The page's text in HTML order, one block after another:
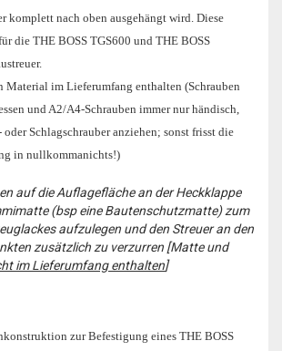
komplett nach oben ausgehängt wird. Diese
die THE BOSS TGS600 und THE BOSS
Material im Lieferumfang enthalten (Schrauben
und A2/A4-Schrauben immer nur händisch,
Schlagschrauber anziehen; sonst frisst die
in nullkommanichts!)
auf die Auflagefläche an der Heckklappe
(bsp eine Bautenschutzmatte) zum
aufzulegen und den Streuer an den
zusätzlich zu verzurren [Matte und
im Lieferumfang enthalten]
zur Befestigung eines THE BOSS